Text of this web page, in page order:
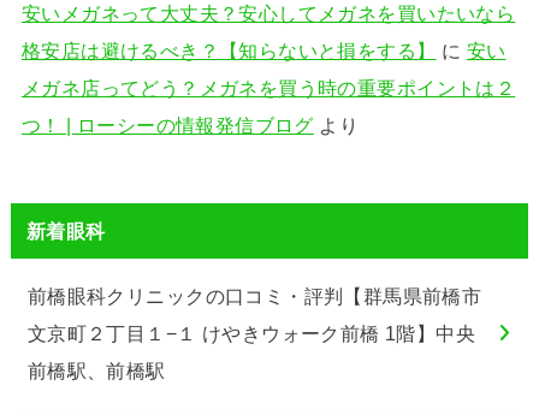
安いメガネって大丈夫？安心してメガネを買いたいなら
格安店は避けるべき？【知らないと損をする】
に 安い
メガネ店ってどう？メガネを買う時の重要ポイントは２
つ！ | ローシーの情報発信ブログ より
新着眼科
前橋眼科クリニックの口コミ・評判【群馬県前橋市
文京町２丁目１−１ けやきウォーク前橋 1階】中央
前橋駅、前橋駅